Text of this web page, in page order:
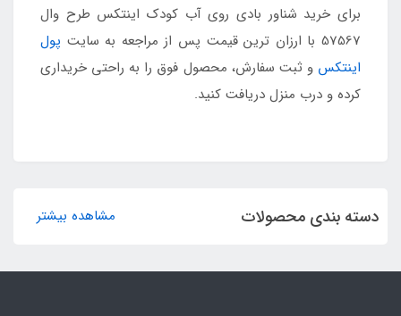
برای خرید شناور بادی روی آب کودک اینتکس طرح وال
57567 با ارزان ترین قیمت پس از مراجعه به سایت
پول
اینتکس و ثبت سفارش، محصول فوق را به راحتی خریداری
کرده و درب منزل دریافت کنید.
دسته بندی محصولات مشاهده بیشتر